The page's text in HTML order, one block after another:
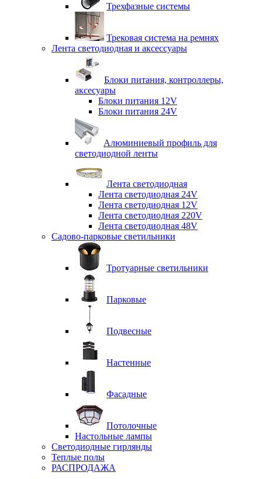
Трехфазные системы
Трековая система на ремнях
Лента светодиодная и аксессуары
Блоки питания, контроллеры,
аксесуары
Блоки питания 12V
Блоки питания 24V
Алюминиевый профиль для
светодиодной ленты
Лента светодиодная
Лента светодиодная 24V
Лента светодиодная 12V
Лента светодиодная 220V
Лента светодиодная 48V
Садово-парковые светильники
Тротуарные светильники
Парковые
Подвесные
Настенные
Фасадные
Потолочные
Настольные лампы
Светодиодные гирлянды
Теплые полы
РАСПРОДАЖА